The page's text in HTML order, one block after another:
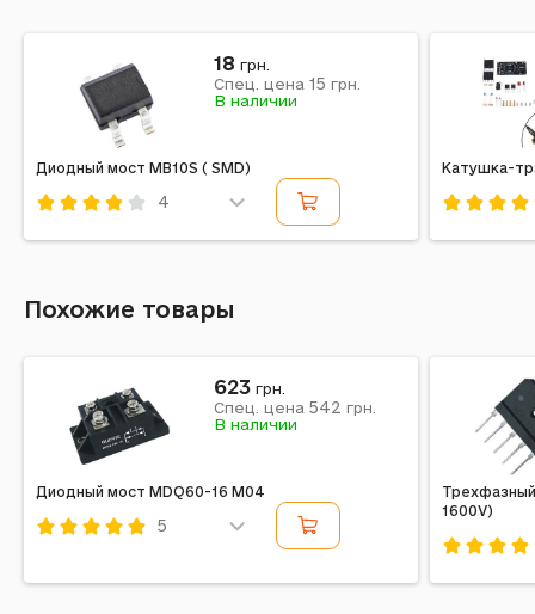
Диодный мост MB10S ( SMD)
4
18 грн.
Спец. цена 15 грн.
В наличии
Катушка-
Похожие товары
Диодный мост MDQ60-16 M04
5
623 грн.
Спец. цена 542 грн.
В наличии
1600V)